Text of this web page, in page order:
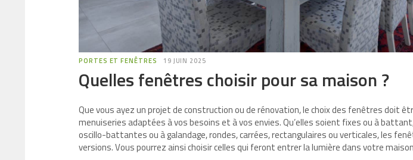
PORTES ET FENÊTRES 19 JUIN 2025
Quelles fenêtres choisir pour sa maison ?
Que vous ayez un projet de construction ou de rénovation, le choix des fenêtres doit
menuiseries adaptées à vos besoins et à vos envies. Qu’elles soient fixes ou à
oscillo-battantes ou à galandage, rondes, carrées, rectangulaires ou verticales, les
versions. Vous pourrez ainsi choisir celles qui feront entrer la lumière dans votre